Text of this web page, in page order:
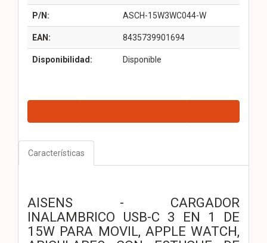
P/N: ASCH-15W3WC044-W
EAN: 8435739901694
Disponibilidad: Disponible
Características
AISENS - CARGADOR
INALAMBRICO USB-C 3 EN 1 DE
15W PARA MOVIL, APPLE WATCH,